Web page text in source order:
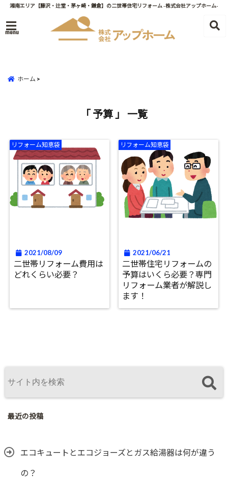
湘南エリア【藤沢・辻堂・茅ヶ崎・鎌倉】の二世帯住宅リフォーム -株式会社アップホーム-
menu
ホーム
「 予算 」 一覧
リフォーム知恵袋
2021/08/09
二世帯リフォーム費用は
どれくらい必要？
リフォーム知恵袋
2021/06/21
二世帯住宅リフォームの
予算はいくら必要？専門
リフォーム業者が解説し
ます！
最近の投稿
エコキュートとエコジョーズとガス給湯器は何が違う
の？